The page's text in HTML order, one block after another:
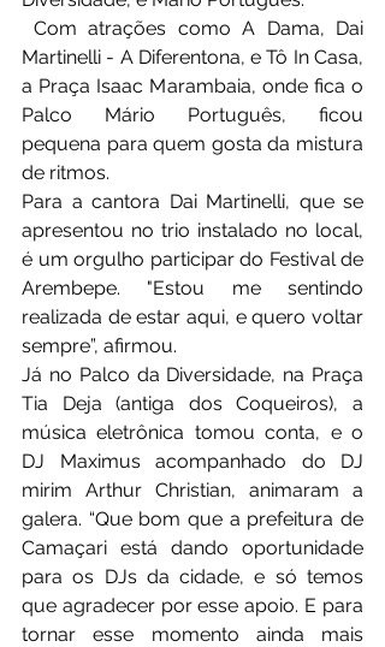
Com atrações como A Dama, Dai
Martinelli - A Diferentona, e Tô In Casa,
a Praça Isaac Marambaia, onde fica o
Palco Mário Português, ficou
pequena para quem gosta da mistura
de ritmos.
Para a cantora Dai Martinelli, que se
apresentou no trio instalado no local,
é um orgulho participar do Festival de
Arembepe. "Estou me sentindo
realizada de estar aqui, e quero voltar
sempre”, afirmou.
Já no Palco da Diversidade, na Praça
Tia Deja (antiga dos Coqueiros), a
música eletrônica tomou conta, e o
DJ Maximus acompanhado do DJ
mirim Arthur Christian, animaram a
galera. “Que bom que a prefeitura de
Camaçari está dando oportunidade
para os DJs da cidade, e só temos
que agradecer por esse apoio. E para
tornar esse momento ainda mais